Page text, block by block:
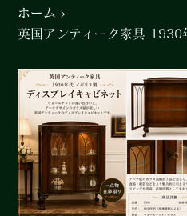
ホーム >